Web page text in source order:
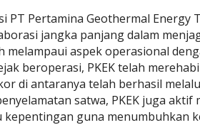
PT Pertamina Geothermal Energy
jangka panjang dalam
melampaui aspek operasional
beroperasi, PKEK telah
di antaranya telah berhasil
satwa, PKEK juga
kepentingan guna menumbuhkan